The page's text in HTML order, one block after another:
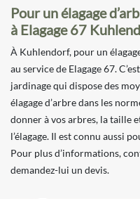
Pour un élagage
à Elagage 67
À Kuhlendorf, pour un
au service de Elagage 67.
jardinage qui dispose des
élagage d’arbre dans les
donner à vos arbres, la taille
l’élagage. Il est connu aussi
Pour plus d’informations,
demandez-lui un devis.